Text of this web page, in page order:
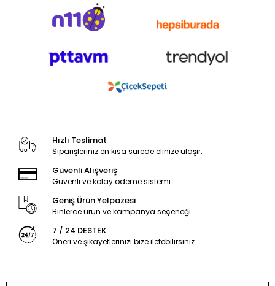
Hızlı Teslimat
Siparişleriniz en kısa sürede elinize ulaşır.
Güvenli Alışveriş
Güvenli ve kolay ödeme sistemi
Geniş Ürün Yelpazesi
Binlerce ürün ve kampanya seçeneği
7 / 24 DESTEK
Öneri ve şikayetlerinizi bize iletebilirsiniz.